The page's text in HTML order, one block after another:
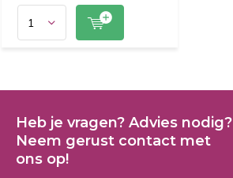
Heb je vragen? Advies nodig?
Neem gerust contact met
ons op!